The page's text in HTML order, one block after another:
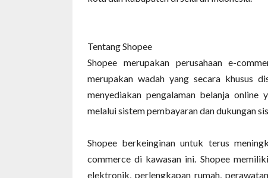
Tentang Shopee
Shopee merupakan perusahaan e-
merupakan wadah yang secara khusus
menyediakan pengalaman belanja
melalui sistem pembayaran dan dukungan
Shopee berkeinginan untuk terus
commerce di kawasan ini. Shopee
elektronik, perlengkapan rumah,